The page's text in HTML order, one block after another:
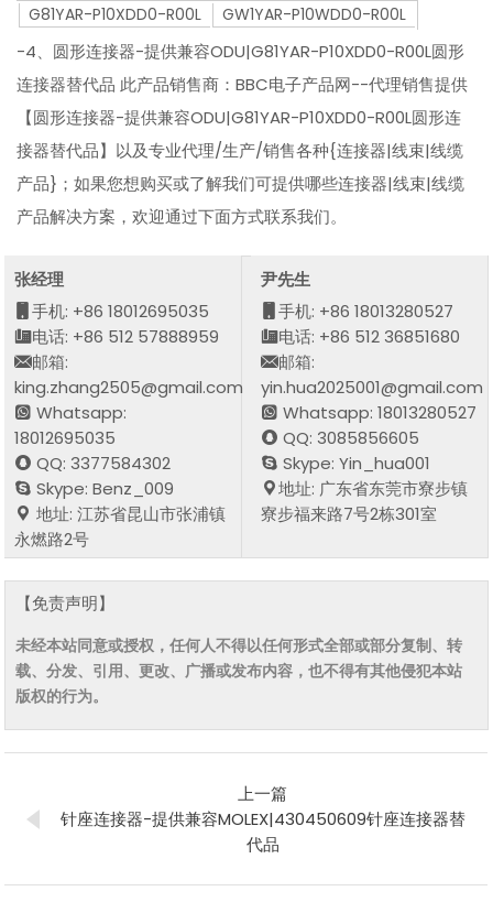
G81YAR-P10XDD0-R00L GW1YAR-P10WDD0-R00L
-4、圆形连接器-提供兼容ODU|G81YAR-P10XDD0-R00L圆形
连接器替代品 此产品销售商：BBC电子产品网--代理销售提供
【圆形连接器-提供兼容ODU|G81YAR-P10XDD0-R00L圆形连
接器替代品】以及专业代理/生产/销售各种{连接器|线束|线缆
产品}；如果您想购买或了解我们可提供哪些连接器|线束|线缆
产品解决方案，欢迎通过下面方式联系我们。
张经理
手机: +86 18012695035
电话: +86 512 57888959
邮箱:
king.zhang2505@gmail.com
Whatsapp:
18012695035
QQ: 3377584302
Skype: Benz_009
地址: 江苏省昆山市张浦镇
永燃路2号
尹先生
手机: +86 18013280527
电话: +86 512 36851680
邮箱:
yin.hua2025001@gmail.com
Whatsapp: 18013280527
QQ: 3085856605
Skype: Yin_hua001
地址: 广东省东莞市寮步镇
寮步福来路7号2栋301室
【免责声明】
未经本站同意或授权，任何人不得以任何形式全部或部分复制、转
载、分发、引用、更改、广播或发布内容，也不得有其他侵犯本站
版权的行为。
上一篇
针座连接器-提供兼容MOLEX|430450609针座连接器替
代品